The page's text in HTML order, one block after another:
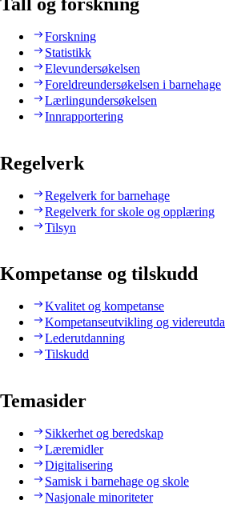
Forskning
Statistikk
Elevundersøkelsen
Foreldreundersøkelsen i barnehage
Lærlingundersøkelsen
Innrapportering
Regelverk
Regelverk for barnehage
Regelverk for skole og opplæring
Tilsyn
Kompetanse og tilskudd
Kvalitet og kompetanse
Kompetanseutvikling og
Lederutdanning
Tilskudd
Temasider
Sikkerhet og beredskap
Læremidler
Digitalisering
Samisk i barnehage og skole
Nasjonale minoriteter